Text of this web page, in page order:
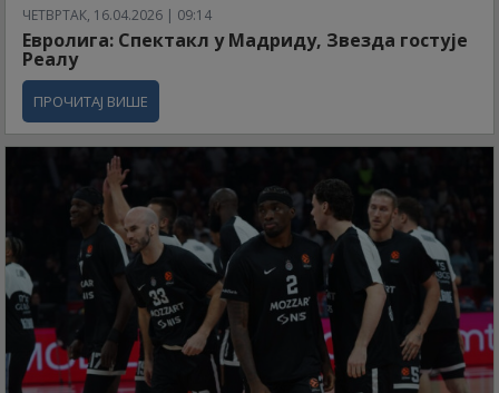
ЧЕТВРТАК, 16.04.2026 | 09:14
Евролига: Спектакл у Мадриду, Звезда гостује
Реалу
ПРОЧИТАЈ ВИШЕ